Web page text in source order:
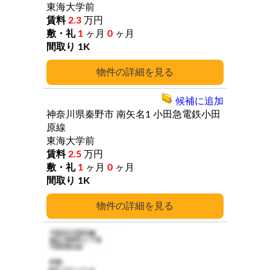
詳細
東海大学前
2.3 万円
1 ヶ月 0 ヶ月
1K
詳細
神奈川県秦野市 南矢名1 小田急電鉄小田
原線
東海大学前
2.5 万円
1 ヶ月 0 ヶ月
1K
候補に追加